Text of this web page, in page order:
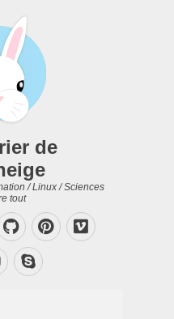
de
/ Linux / Sciences
tout
GitHubPinterest
Vimeo
Instagram
Skype